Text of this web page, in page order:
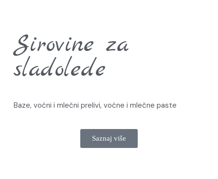
Sirovine za
sladolede
Baze, voćni i mlečni prelivi, voćne i mlečne paste
Saznaj više